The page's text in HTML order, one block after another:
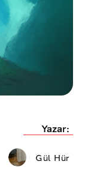
Yazar:
Gül Hür